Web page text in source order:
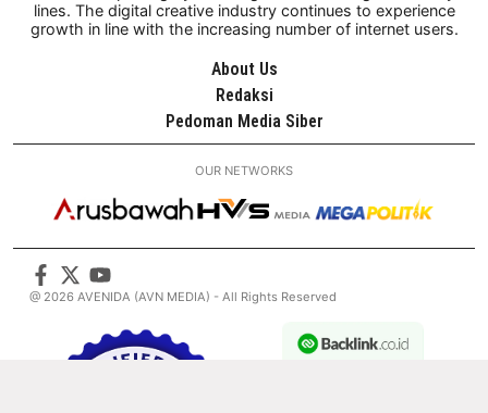
lines. The digital creative industry continues to experience
growth in line with the increasing number of internet users.
About Us
Redaksi
Pedoman Media Siber
OUR NETWORKS
@ 2026 AVENIDA (AVN MEDIA) - All Rights Reserved